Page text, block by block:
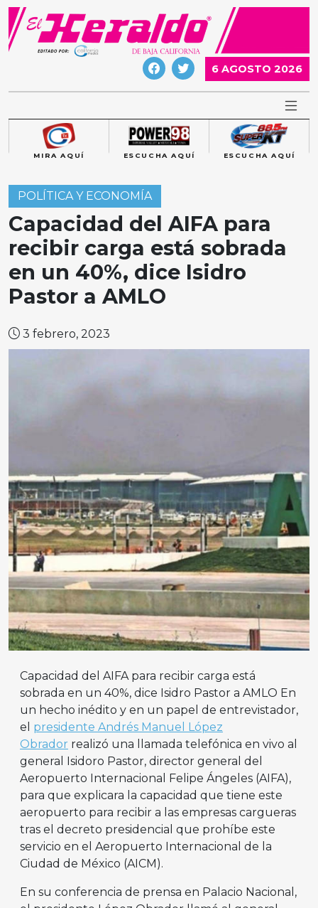
Skip
content
6 AGOSTO 2026
MIRA AQUÍ ESCUCHA AQUÍ ESCUCHA AQUÍ
POLÍTICA Y ECONOMÍA
Capacidad del AIFA para
recibir carga está sobrada
en un 40%, dice Isidro
Pastor a AMLO
3 febrero, 2023
Capacidad del AIFA para recibir carga está
sobrada en un 40%, dice Isidro Pastor a AMLO En
un hecho inédito y en un papel de entrevistador,
el presidente Andrés Manuel López
Obrador realizó una llamada telefónica en vivo al
general Isidoro Pastor, director general del
Aeropuerto Internacional Felipe Ángeles (AIFA),
para que explicara la capacidad que tiene este
aeropuerto para recibir a las empresas cargueras
tras el decreto presidencial que prohíbe este
servicio en el Aeropuerto Internacional de la
Ciudad de México (AICM).
En su conferencia de prensa en Palacio Nacional,